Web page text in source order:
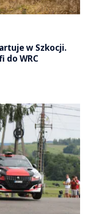
w Szkocji.
do WRC